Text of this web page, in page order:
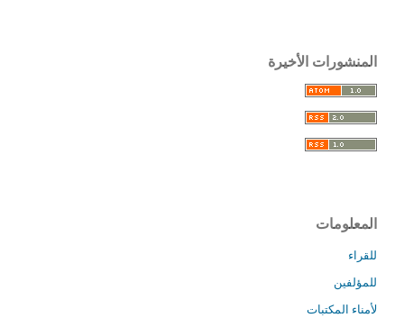
المنشورات الأخيرة
المعلومات
للقراء
للمؤلفين
لأمناء المكتبات